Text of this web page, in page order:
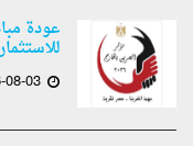
عودة
08-03